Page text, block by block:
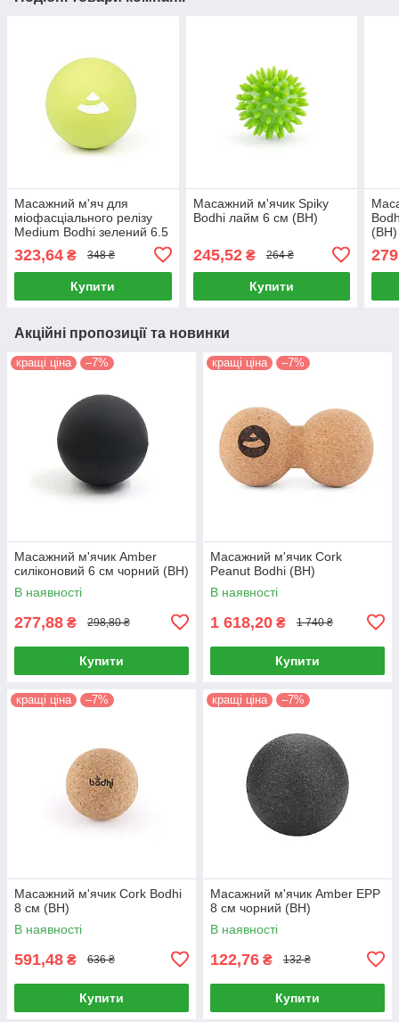
Масажний м'яч для
міофасціального релізу
Medium Bodhi зелений 6.5
323,64 ₴ 348 ₴
Купити
Масажний м'ячик Spiky
Bodhi лайм 6 см (BH)
245,52₴ 264 ₴
Купити
(BH)
279
Акційні пропозиції та новинки
кращі ціна –7%
Масажний м'ячик Amber
силіконовий 6 см чорний (BH)
В наявності
277,88 ₴ 298,80 ₴
Купити
кращі ціна –7%
Масажний м'ячик Cork
Peanut Bodhi (BH)
В наявності
1 618,20 ₴ 1 740 ₴
Купити
кращі ціна –7%
Масажний м'ячик Cork Bodhi
8 см (BH)
В наявності
591,48 ₴ 636 ₴
Купити
кращі ціна –7%
Масажний м'ячик Amber EPP
8 см чорний (BH)
В наявності
122,76 ₴ 132 ₴
Купити